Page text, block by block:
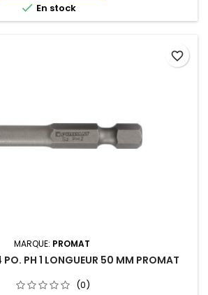
 En stock
MARQUE: PROMAT
PH 1 LONGUEUR 50 MM PROMAT
(0)
favorite_border